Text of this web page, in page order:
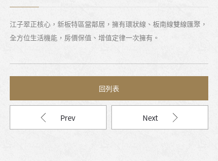
江子翠正核心，新板特區當鄰居，擁有環狀線、板南線雙線匯聚，
全方位生活機能，房價保值、增值定律一次擁有。
Prev
回列表
Next